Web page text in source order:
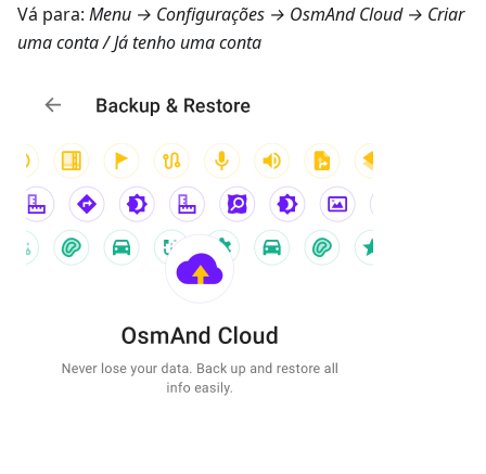
Vá para: Menu → Configurações → OsmAnd Cloud → Criar
uma conta/Já tenho uma conta